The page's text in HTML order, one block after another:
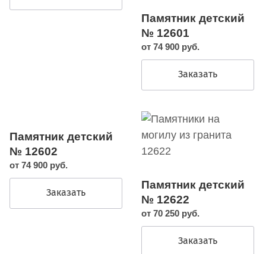
Памятник детский
№ 12601
от 74 900 руб.
Заказать
Памятник детский
№ 12602
от 74 900 руб.
Заказать
Памятник детский
№ 12622
от 70 250 руб.
Заказать